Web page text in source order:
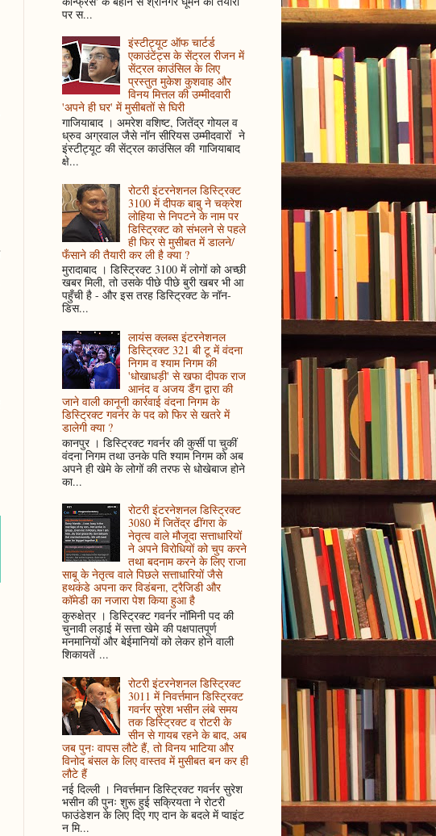
पर स...
इंस्टीट्यूट ऑफ चार्टर्ड
एकाउंटेंट्स के सेंट्रल रीजन में
सेंट्रल काउंसिल के लिए
प्रस्तुत मुकेश कुशवाह और
विनय मित्तल की उम्मीदवारी
'अपने ही घर' में मुसीबतों से घिरी
गाजियाबाद । अमरेश वशिष्ट, जितेंद्र गोयल व
ध्रुव अग्रवाल जैसे नॉन सीरियस उम्मीदवारों ने
इंस्टीट्यूट की सेंट्रल काउंसिल की गाजियाबाद
क्षे...
रोटरी इंटरनेशनल डिस्ट्रिक्ट
3100 में दीपक बाबु ने चक्रेश
लोहिया से निपटने के नाम पर
डिस्ट्रिक्ट को संभलने से पहले
ही फिर से मुसीबत में डालने/
फँसाने की तैयारी कर ली है क्या ?
मुरादाबाद । डिस्ट्रिक्ट 3100 में लोगों को अच्छी
खबर मिली, तो उसके पीछे पीछे बुरी खबर भी आ
पहुँची है - और इस तरह डिस्ट्रिक्ट के नॉन-
डिस...
लायंस क्लब्स इंटरनेशनल
डिस्ट्रिक्ट 321 बी टू में वंदना
निगम व श्याम निगम की
'धोखाधड़ी' से खफा दीपक राज
आनंद व अजय डैंग द्वारा की
जाने वाली कानूनी कार्रवाई वंदना निगम के
डिस्ट्रिक्ट गवर्नर के पद को फिर से खतरे में
डालेगी क्या ?
कानपुर । डिस्ट्रिक्ट गवर्नर की कुर्सी पा चुकीं
वंदना निगम तथा उनके पति श्याम निगम को अब
अपने ही खेमे के लोगों की तरफ से धोखेबाज होने
का...
रोटरी इंटरनेशनल डिस्ट्रिक्ट
3080 में जितेंद्र ढींगरा के
नेतृत्व वाले मौजूदा सत्ताधारियों
ने अपने विरोधियों को चुप करने
तथा बदनाम करने के लिए राजा
साबू के नेतृत्व वाले पिछले सत्ताधारियों जैसे
हथकंडे अपना कर विडंबना, ट्रैजिडी और
कॉमेडी का नजारा पेश किया हुआ है
कुरुक्षेत्र । डिस्ट्रिक्ट गवर्नर नॉमिनी पद की
चुनावी लड़ाई में सत्ता खेमे की पक्षपातपूर्ण
मनमानियों और बेईमानियों को लेकर होने वाली
शिकायतें ...
रोटरी इंटरनेशनल डिस्ट्रिक्ट
3011 में निवर्त्तमान डिस्ट्रिक्ट
गवर्नर सुरेश भसीन लंबे समय
तक डिस्ट्रिक्ट व रोटरी के
सीन से गायब रहने के बाद, अब
जब पुनः वापस लौटे हैं, तो विनय भाटिया और
विनोद बंसल के लिए वास्तव में मुसीबत बन कर ही
लौटे हैं
नई दिल्ली । निवर्त्तमान डिस्ट्रिक्ट गवर्नर सुरेश
भसीन की पुनः शुरू हुई सक्रियता ने रोटरी
फाउंडेशन के लिए दिए गए दान के बदले में प्वाइंट
न मि...